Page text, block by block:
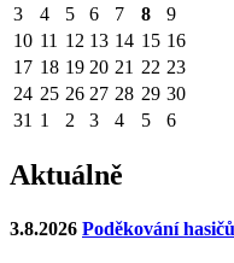
3
4 5 6 7 8
9
10 11 12 13 14 15 16
17 18 19 20 21 22 23
24 25 26 27 28 29 30
31 1 2 3 4 5 6
Aktuálně
3.8.2026 Poděkování